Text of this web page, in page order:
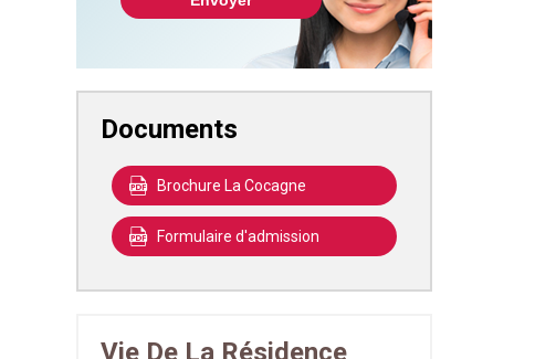
Documents
Brochure La Cocagne
Formulaire d'admission
Vie De La Résidence